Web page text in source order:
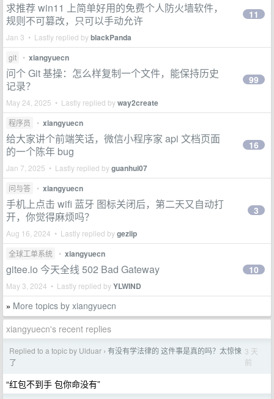
求推荐 win11 上简单好用的免费个人防火墙软件，
规则不可篡改，只可以手动允许
Jan 3 • Lastly replied byblackPanda
11
git • xiangyuecn
问个 Git 基操：怎么样复制一个文件，能保持历史
记录？
May 24, 2025 • Lastly replied byway2create
99
程序员 • xiangyuecn
给大家讲个前端笑话，微信小程序家 api 文档页面
的一个陈年 bug
Jan 7, 2025 • Lastly replied byguanhui07
16
问与答 • xiangyuecn
手机上点击 wifi 蓝牙 图标关闭后，第二天又自动打
开，你觉得麻烦吗？
Aug 16, 2024 • Lastly replied bygeziip
3
全球工单系统 • xiangyuecn
gitee.io 今天全线 502 Bad Gateway
May 3, 2024 • Lastly replied byYLWIND
10
» More topics by xiangyuecn
xiangyuecn's recent replies
Replied to a topic by Ulduar › 有没有学法律的 这件事是真的吗？太惊悚
了
3 天
前
“红包不到手 包你命没有”